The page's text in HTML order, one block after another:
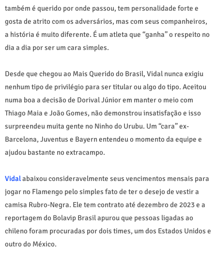
também é querido por onde passou, tem personalidade forte e
gosta de atrito com os adversários, mas com seus companheiros,
a história é muito diferente. É um atleta que “ganha” o respeito no
dia a dia por ser um cara simples.
Desde que chegou ao Mais Querido do Brasil, Vidal nunca exigiu
nenhum tipo de privilégio para ser titular ou algo do tipo. Aceitou
numa boa a decisão de Dorival Júnior em manter o meio com
Thiago Maia e João Gomes, não demonstrou insatisfação e isso
surpreendeu muita gente no Ninho do Urubu. Um “cara” ex-
Barcelona, Juventus e Bayern entendeu o momento da equipe e
ajudou bastante no extracampo.
Vidalabaixou consideravelmente seus vencimentos mensais para
jogar no Flamengo pelo simples fato de ter o desejo de vestir a
camisa Rubro-Negra. Ele tem contrato até dezembro de 2023 e a
reportagem do Bolavip Brasil apurou que pessoas ligadas ao
chileno foram procuradas por dois times, um dos Estados Unidos e
outro do México.